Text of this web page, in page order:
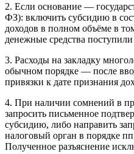
2. Если основание —
ФЗ): включить субсидию в
доходов в полном объёме в
денежные средства
3. Расходы на закладку
обычном порядке — после
привязки к дате признания
4. При наличии сомнений в
запросить письменное
субсидию, либо направить
налоговый орган в порядке
Полученное разъяснение